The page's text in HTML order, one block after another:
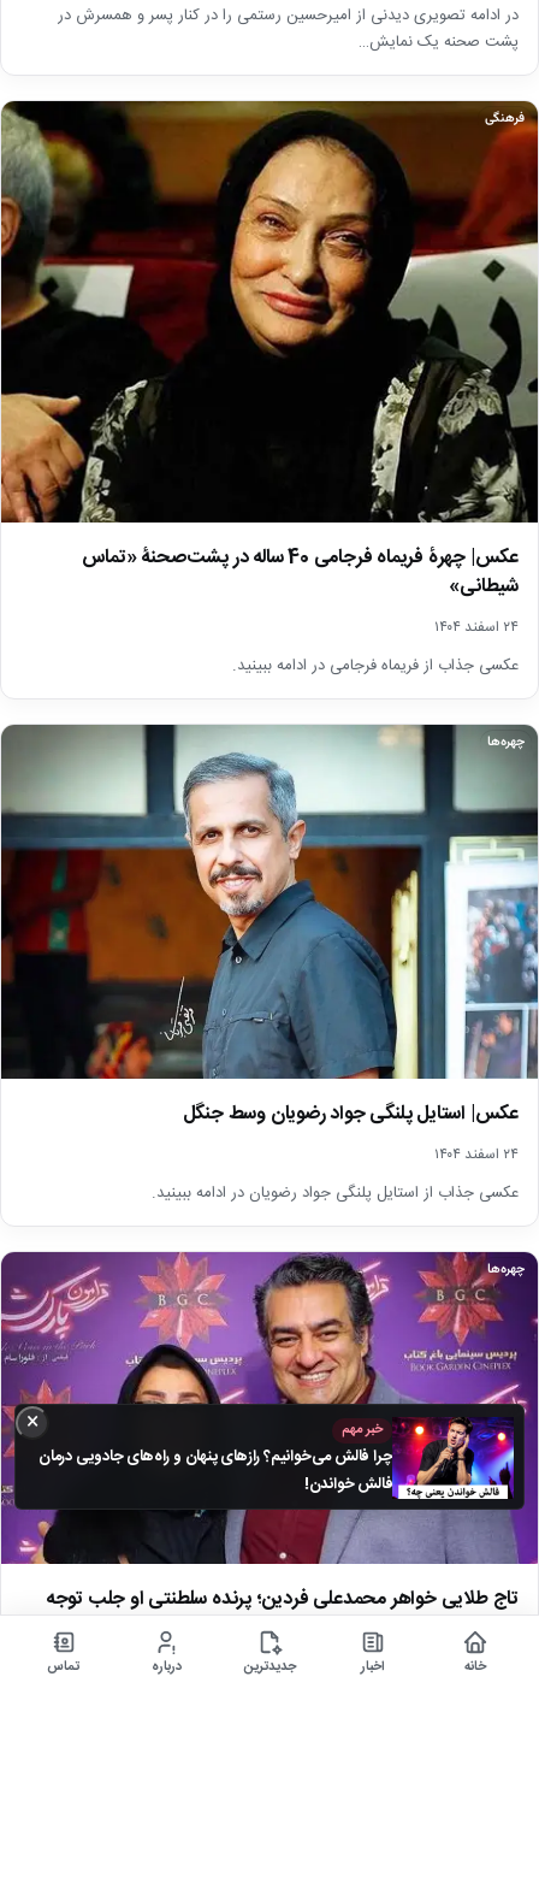
در ادامه تصویری دیدنی از امیرحسین رستمی را در کنار پسر و همسرش در
پشت صحنه یک نمایش…
فرهنگی
عکس| چهرۀ فریماه فرجامی 40 ساله در پشت‌صحنۀ «تماس
شیطانی»
۲۴ اسفند ۱۴۰۴
عکسی جذاب از فریماه فرجامی در ادامه ببینید.
چهره‌ها
عکس| استایل پلنگی جواد رضویان وسط جنگل
۲۴ اسفند ۱۴۰۴
عکسی جذاب از استایل پلنگی جواد رضویان در ادامه ببینید.
چهره‌ها
تاج طلایی خواهر محمدعلی فردین؛ پرنده سلطنتی او جلب توجه
× خبر مهم
چرا فالش می‌خوانیم؟ رازهای پنهان و راه‌های جادویی درمان
فالش خواندن!
خانه اخبار جدیدترین درباره تماس